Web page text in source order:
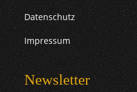
Datenschutz
Impressum
Newsletter